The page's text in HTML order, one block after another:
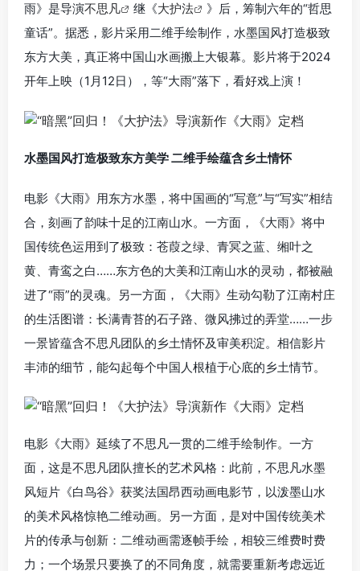
雨》是导演不思凡 继《大护法
》后，筹制六年的“哲思
童话”。据悉，影片采用二维手绘制作，水墨国风打造极致
东方大美，真正将中国山水画搬上大银幕。影片将于2024
开年上映（1月12日），等“大雨”落下，看好戏上演！
水墨国风打造极致东方美学 二维手绘蕴含乡土情怀
电影《大雨》用东方水墨，将中国画的“写意”与“写实”相结
合，刻画了韵味十足的江南山水。一方面，《大雨》将中
国传统色运用到了极致：苍葭之绿、青冥之蓝、缃叶之
黄、青鸾之白……东方色的大美和江南山水的灵动，都被融
进了“雨”的灵魂。另一方面，《大雨》生动勾勒了江南村庄
的生活图谱：长满青苔的石子路、微风拂过的弄堂……一步
一景皆蕴含不思凡团队的乡土情怀及审美积淀。相信影片
丰沛的细节，能勾起每个中国人根植于心底的乡土情节。
电影《大雨》延续了不思凡一贯的二维手绘制作。一方
面，这是不思凡团队擅长的艺术风格：此前，不思凡水墨
风短片《白鸟谷》获奖法国昂西动画电影节，以泼墨山水
的美术风格惊艳二维动画。另一方面，是对中国传统美术
片的传承与创新：二维动画需逐帧手绘，相较三维费时费
力；一个场景只要换了的不同角度，就需要重新考虑远近